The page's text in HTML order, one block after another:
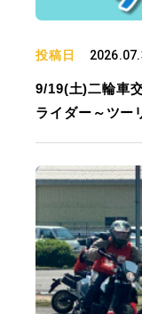
投稿日
9/19(土)二輪車
ライダー～ツー